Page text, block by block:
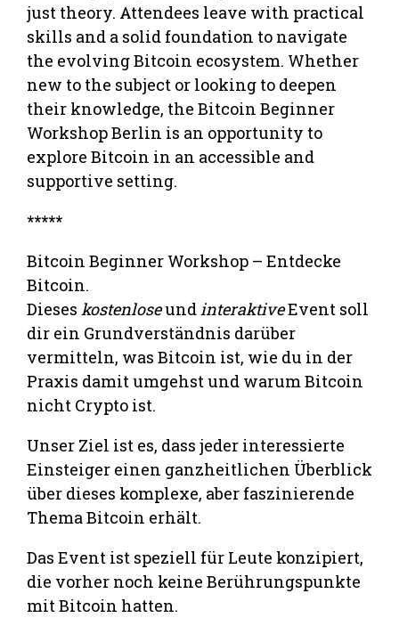
just theory. Attendees leave with practical
skills and a solid foundation to navigate
the evolving Bitcoin ecosystem. Whether
new to the subject or looking to deepen
their knowledge, the Bitcoin Beginner
Workshop Berlin is an opportunity to
explore Bitcoin in an accessible and
supportive setting.
*****
Bitcoin Beginner Workshop – Entdecke
Bitcoin.
Dieses kostenloseund interaktiveEvent soll
dir ein Grundverständnis darüber
vermitteln, was Bitcoin ist, wie du in der
Praxis damit umgehst und warum Bitcoin
nicht Crypto ist.
Unser Ziel ist es, dass jeder interessierte
Einsteiger einen ganzheitlichen Überblick
über dieses komplexe, aber faszinierende
Thema Bitcoin erhält.
Das Event ist speziell für Leute konzipiert,
die vorher noch keine Berührungspunkte
mit Bitcoin hatten.